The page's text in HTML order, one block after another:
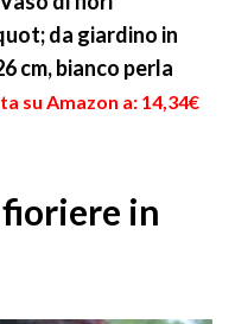
da giardino in
cm, bianco perla
su Amazon a: 14,34€
in